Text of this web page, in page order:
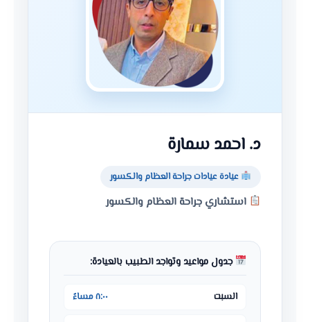
د. احمد سمارة
عيادة عيادات جراحة العظام والكسور
استشاري جراحة العظام والكسور
جدول مواعيد وتواجد الطبيب بالعيادة:
السبت ٨:٠٠ مساءً